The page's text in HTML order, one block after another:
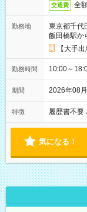
交通費 全
勤務地
東京都千代
飯田橋駅か
【大手
勤務時間 10:00～
期間 2026年08
特徴 履歴書不要
気になる！